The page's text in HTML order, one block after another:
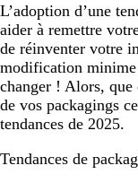
L’adoption d’une
aider à remettre
de réinventer votre
modification
changer ! Alors, que
de vos packagings
tendances de 2025.
Tendances de
Retour aux
Mascottes au
Teintes fruitées